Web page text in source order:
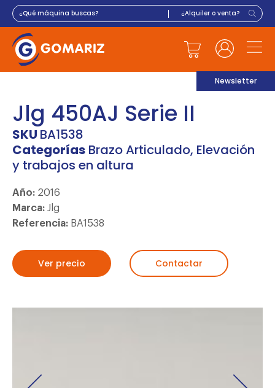
Newsletter
Jlg 450AJ Serie II
SKU BA1538
Categorías Brazo Articulado, Elevación
y trabajos en altura
Año: 2016
Marca: Jlg
Referencia: BA1538
Ver precio Contactar